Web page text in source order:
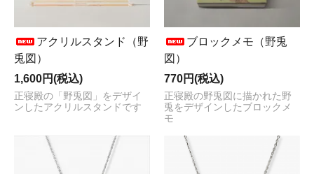
アクリルスタンド（野
兎図）
1,600円(税込)
正寝殿の「野兎図」をデザイ
ンしたアクリルスタンドです
ブロックメモ（野兎
図）
770円(税込)
正寝殿の野兎図に描かれた野
兎をデザインしたブロックメ
モ